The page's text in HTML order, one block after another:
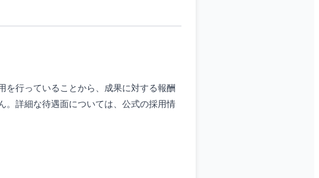
を行っていることから、成果に対する報酬
。詳細な待遇面については、公式の採用情